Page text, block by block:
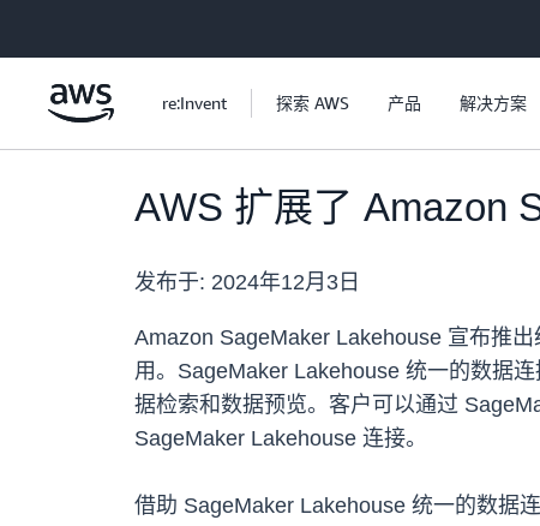
re:Invent 探索 AWS 产品 解决方案
AWS 扩展了 Amazon
发布于: 2024年12月3日
Amazon SageMaker Lakehouse 宣布推
用。SageMaker Lakehouse 统一的数据
据检索和数据预览。客户可以通过
SageMaker Lakehouse 连接。
借助 SageMaker Lakehouse 统一的数据